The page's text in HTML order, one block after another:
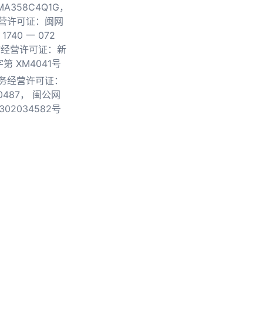
，
许可证：闽网
一 072
营许可证：新
第 XM4041号
经营许可证：
，
闽公网
号